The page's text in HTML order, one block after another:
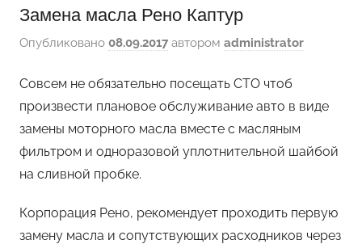
Замена масла Рено Каптур
Опубликовано 08.09.2017автором administrator
Совсем не обязательно посещать СТО чтоб
произвести плановое обслуживание авто в виде
замены моторного масла вместе с масляным
фильтром и одноразовой уплотнительной шайбой
на сливной пробке.
Корпорация Рено, рекомендует проходить первую
замену масла и сопутствующих расходников через